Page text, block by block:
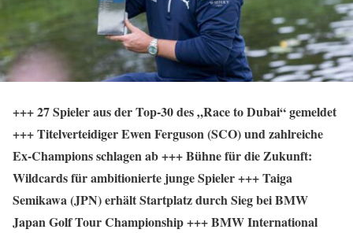
+++ 27 Spieler aus der Top-30 des „Race to Dubai“ gemeldet
+++ Titelverteidiger Ewen Ferguson (SCO) und zahlreiche
Ex-Champions schlagen ab +++ Bühne für die Zukunft:
Wildcards für ambitionierte junge Spieler +++ Taiga
Semikawa (JPN) erhält Startplatz durch Sieg bei BMW
Japan Golf Tour Championship +++ BMW International